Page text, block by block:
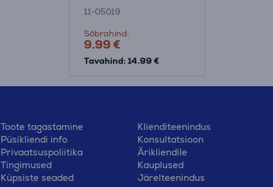
11-05019
Sõbrahind:
9.99 €
Tavahind: 14.99 €
Toote tagastamine
Püsikliendi info
Privaatsuspoliitika
Tingimused
Küpsiste seaded
Klienditeenindus
Konsultatsioon
Ärikliendile
Kauplused
Järelteenindus